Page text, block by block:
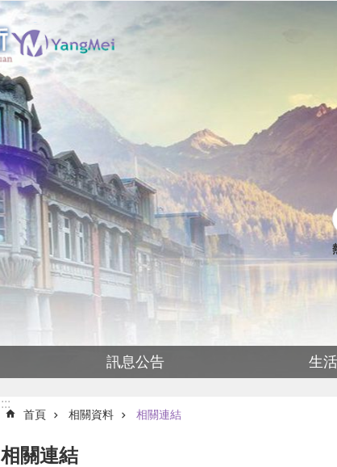
訊息公告 生
:::
首頁 相關資料 相關連結
相關連結